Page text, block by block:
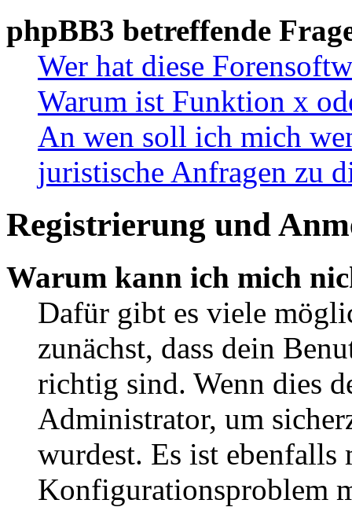
phpBB3 betreffende
Wer hat diese
Warum ist Funktion x
An wen soll ich mich
juristische Anfragen zu
Registrierung und
Warum kann ich mich
Dafür gibt es viele
zunächst, dass dein
richtig sind. Wenn dies
Administrator, um
wurdest. Es ist ebenfalls
Konfigurationsproblem